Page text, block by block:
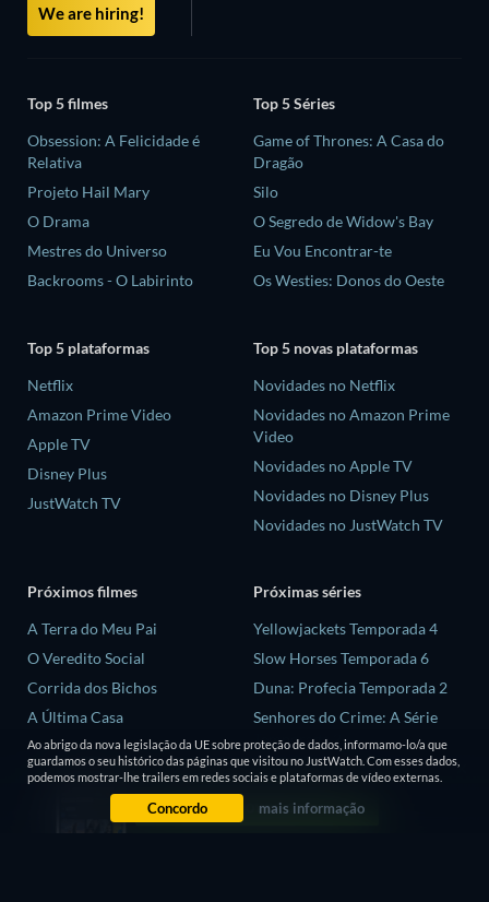
We are hiring!
Top 5 filmes
Obsession: A Felicidade é
Relativa
Projeto Hail Mary
O Drama
Mestres do Universo
Backrooms - O Labirinto
Top 5 Séries
Game of Thrones: A Casa do
Dragão
Silo
O Segredo de Widow's Bay
Eu Vou Encontrar-te
Os Westies: Donos do Oeste
Top 5 plataformas
Netflix
Amazon Prime Video
Apple TV
Disney Plus
JustWatch TV
Top 5 novas plataformas
Novidades no Netflix
Novidades no Amazon Prime
Video
Novidades no Apple TV
Novidades no Disney Plus
Novidades no JustWatch TV
Próximos filmes
A Terra do Meu Pai
O Veredito Social
Corrida dos Bichos
A Última Casa
Animais
Próximas séries
Yellowjackets Temporada 4
Slow Horses Temporada 6
Duna: Profecia Temporada 2
Senhores do Crime: A Série
Temporada 2
Love is Blind: Reino Unido
Temporada 3
Ao abrigo da nova legislação da UE sobre proteção de dados, informamo-lo/a que
guardamos o seu histórico das páginas que visitou no JustWatch. Com esses dados,
podemos mostrar-lhe trailers em redes sociais e plataformas de vídeo externas.
Concordo mais informação